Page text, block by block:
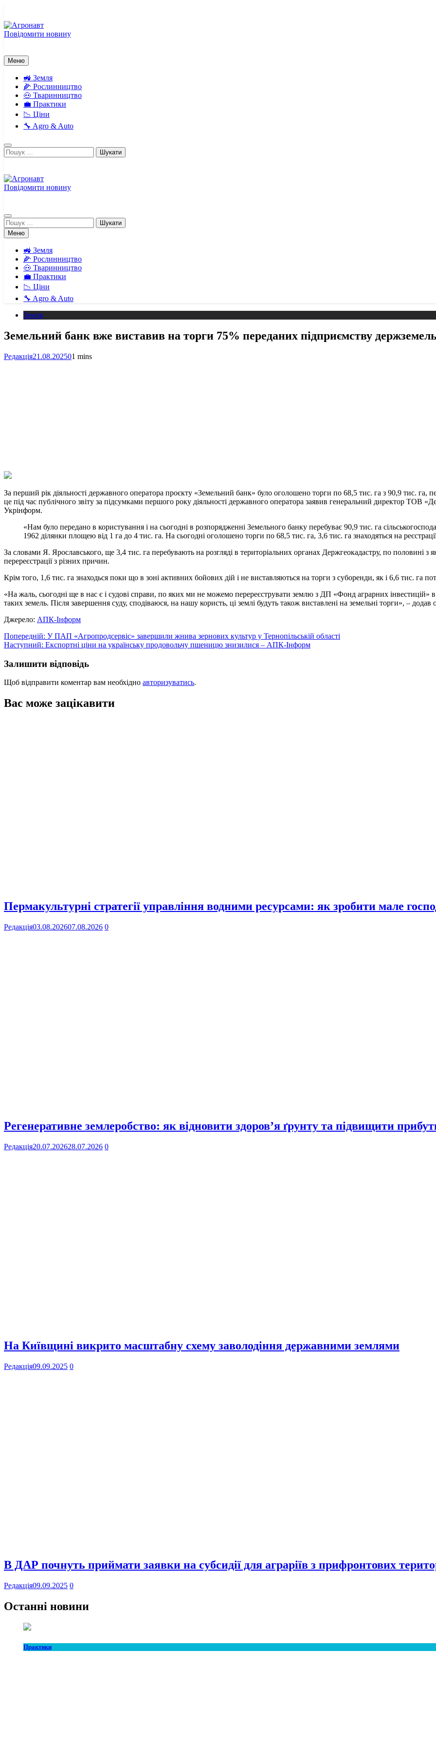
вмісту
Повідомити новину
Меню
🚜 Земля
🌽 Рослинництво
🐽 Тваринництво
💼 Практики
📉 Ціни
🔧 Agro & Auto
Пошук:
Повідомити новину
Пошук:
Меню
🚜 Земля
🌽 Рослинництво
🐽 Тваринництво
💼 Практики
📉 Ціни
🔧 Agro & Auto
Земля
Земельний банк вже виставив на торги 75% переданих підприємству
Редакція21.08.202501 mins
Link
Print
За перший рік діяльності державного оператора проєкту «Земельний банк» було оголошено торги по 68,5 тис. га з 90,9 тис. га,
це під час публічного звіту за підсумками першого року діяльності державного оператора заявив генеральний директор ТОВ
Укрінформ.
«Нам було передано в користування і на сьогодні в розпорядженні Земельного банку перебуває 90,9 тис. га
1962 ділянки площею від 1 га до 4 тис. га. На сьогодні оголошено торги по 68,5 тис. га, 3,6 тис. га знаходяться на
За словами Я. Ярославського, ще 3,4 тис. га перебувають на розгляді в територіальних органах Держгеокадастру, по половині
перереєстрації з різних причин.
Крім того, 1,6 тис. га знаходься поки що в зоні активних бойових дій і не виставляються на торги з суборенди, як і 6,6 тис. га
«На жаль, сьогодні ще в нас є і судові справи, по яких ми не можемо перереєструвати землю з ДП «Фонд аграрних
таких земель. Після завершення суду, сподіваюся, на нашу користь, ці землі будуть також виставлені на земельні торги», – додав
Джерело: АПК-Інформ
Навігація
записів
Попередній: У ПАП «Агропродсервіс» завершили жнива зернових культур у Тернопільській області
Наступний: Експортні ціни на українську продовольчу пшеницю знизилися – АПК-Інформ
Залишити відповідь
Щоб відправити коментар вам необхідно авторизуватись.
Вас може зацікавити
Пермакультурні стратегії управління водними ресурсами: як зробити мале
Редакція03.08.202607.08.2026 0
Регенеративне землеробство: як відновити здоров’я ґрунту та підвищити
Редакція20.07.202628.07.2026 0
На Київщині викрито масштабну схему заволодіння державними землями
Редакція09.09.2025 0
В ДАР почнуть приймати заявки на субсидії для аграріїв з прифронтових
Редакція09.09.2025 0
Останні новини
Практики